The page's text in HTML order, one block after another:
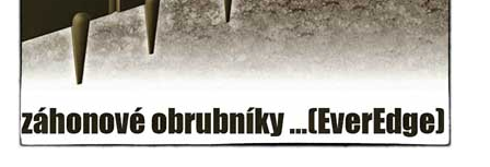
Socha Panter v ZOO Leipzig
Socha Dívka s mušlí v ZOO Leipzig
Socha Tygr v ZOO Leipzig
Socha Atlet v ZOO Leipzig
Socha Marabu v ZOO Leipzig